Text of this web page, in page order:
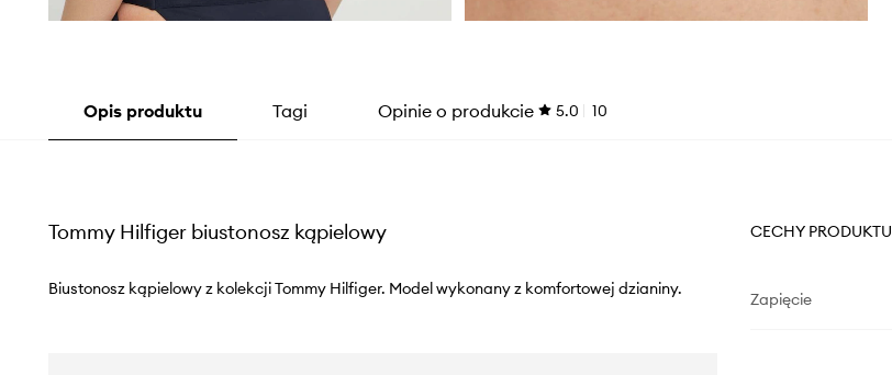
Opis produktu Tagi Opinie o produkcie 5.0 10
Tommy Hilfiger biustonosz kąpielowy
Biustonosz kąpielowy z kolekcji Tommy Hilfiger. Model wykonany z komfortowej dzianiny.
CECHY PRODUKTU
Zapięcie